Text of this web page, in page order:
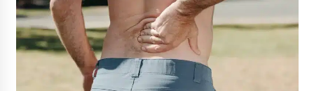
1 viikko sitten
Jaakko Selin puoliso Simo – pitkä
rakkaustarina, elämäntyö ja ura
1 viikko sitten